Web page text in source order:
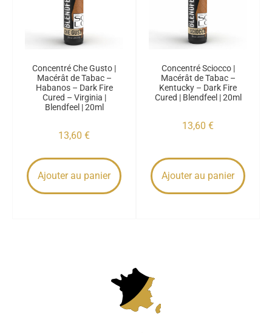
Concentré Che Gusto |
Macérât de Tabac –
Habanos – Dark Fire
Cured – Virginia |
Blendfeel | 20ml
13,60 €
Ajouter au panier
Concentré Sciocco |
Macérât de Tabac –
Kentucky – Dark Fire
Cured | Blendfeel | 20ml
13,60 €
Ajouter au panier